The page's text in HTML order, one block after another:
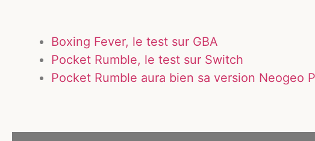
Boxing Fever, le test sur GBA
Pocket Rumble, le test sur Switch
Pocket Rumble aura bien sa version Neogeo